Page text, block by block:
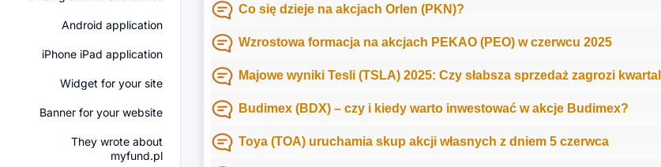
Android application
iPhone iPad application
Widget for your site
Banner for your website
They wrote about
myfund.pl
Co się dzieje na akcjach Orlen (PKN)?
Wzrostowa formacja na akcjach PEKAO (PEO) w czerwcu 2025
Majowe wyniki Tesli (TSLA) 2025: Czy słabsza sprzedaż zagrozi
Budimex (BDX) – czy i kiedy warto inwestować w akcje Budimex?
Toya (TOA) uruchamia skup akcji własnych z dniem 5 czerwca